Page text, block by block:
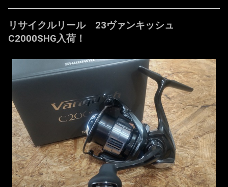
リサイクルリール 23ヴァンキッシュ
C2000SHG入荷！